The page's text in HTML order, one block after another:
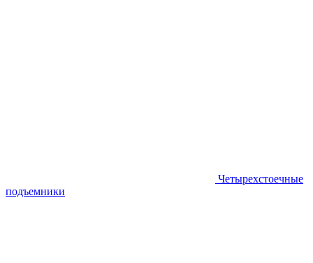
Четырехстоечные
подъемники